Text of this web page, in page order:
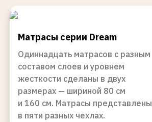
Матрасы серии Dream
Одиннадцать матрасов с разным
составом слоев и уровнем
жесткости сделаны в двух
размерах — шириной 80 см
и 160 см. Матрасы представлены
в пяти разных чехлах.